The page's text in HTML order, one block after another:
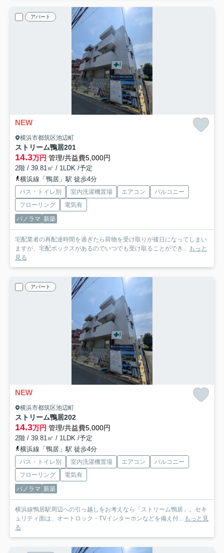
アパート
NEW
横浜市都筑区池辺町
ストリーム鴨居201
14.3万円 管理/共益費5,000円
2階 / 39.81㎡ / 1LDK /予定
横浜線「鴨居」駅 徒歩4分
バス・トイレ別 室内洗濯機置場 エアコン
バルコニー
フローリング
電気有
パノラマ 新築
宅配業者の再配達時間を過ぎたら荷物を受け取りが後日になってしまい
ますが、宅配ボックスがあるのでいつでも受け取ることができ... もっと
見る
アパート
NEW
横浜市都筑区池辺町
ストリーム鴨居202
14.3万円 管理/共益費5,000円
2階 / 39.81㎡ / 1LDK /予定
横浜線「鴨居」駅 徒歩4分
バス・トイレ別 室内洗濯機置場 エアコン
バルコニー
フローリング
電気有
パノラマ 新築
横浜線鴨居駅周辺への引っ越しをお考えなら「ストリーム鴨居」。セキ
ュリティ面は、オートロック・TVインターホンなどを備え付... もっと見
る